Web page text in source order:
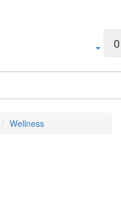
0
Wellness